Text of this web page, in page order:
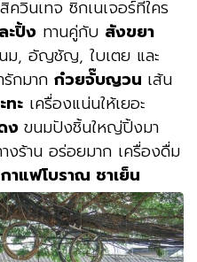
วินเทจ ซิกเนเจอร์ที่ใคร
ะปิ้ง ทานคู่กับ สังขยา
ม, อัญชัญ, ใบเตย และ
กมาก ก๋วยจั๊บญวน เส้น
ทะ เครื่องแน่นให้เยอะ
ง ขนมปังชิ้นใหญ่ปิ้งมา
งร้าน อร่อยมาก เครื่องดื่ม
กาแฟโบราณ ชาเย็น